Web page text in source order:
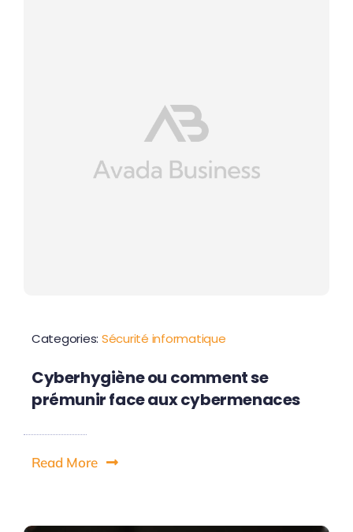
Categories: Sécurité informatique
Cyberhygiène ou comment se
prémunir face aux cybermenaces
Read More